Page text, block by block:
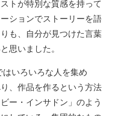
トが特別な質感を持って
ションでストーリーを語
も、自分が見つけた言葉
思いました。
いろいろな人を集め
、作品を作るという方法
ー・インサドン」のよう